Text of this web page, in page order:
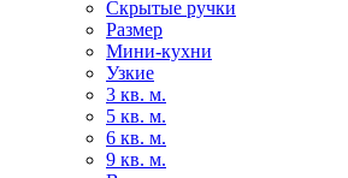
Скрытые ручки
Размер
Мини-кухни
Узкие
3 кв. м.
5 кв. м.
6 кв. м.
9 кв. м.